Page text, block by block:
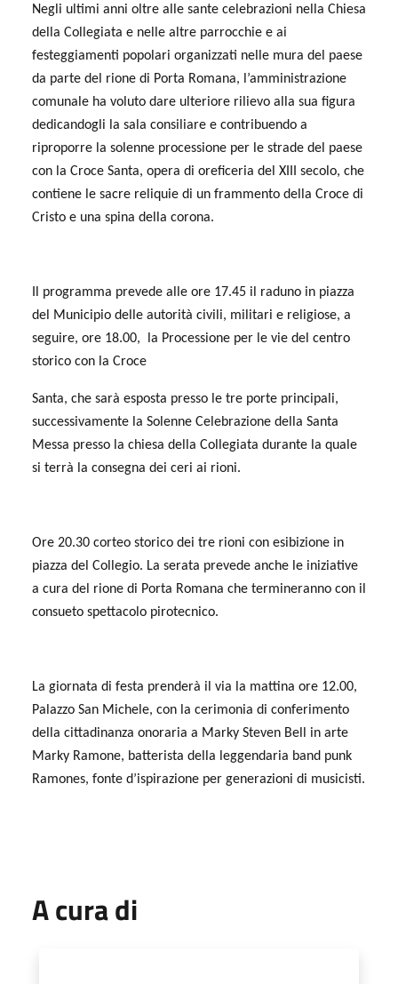
Negli ultimi anni oltre alle sante celebrazioni nella Chiesa
della Collegiata e nelle altre parrocchie e ai
festeggiamenti popolari organizzati nelle mura del paese
da parte del rione di Porta Romana, l’amministrazione
comunale ha voluto dare ulteriore rilievo alla sua figura
dedicandogli la sala consiliare e contribuendo a
riproporre la solenne processione per le strade del paese
con la Croce Santa, opera di oreficeria del XIII secolo, che
contiene le sacre reliquie di un frammento della Croce di
Cristo e una spina della corona.
Il programma prevede alle ore 17.45 il raduno in piazza
del Municipio delle autorità civili, militari e religiose, a
seguire, ore 18.00,
la Processione per le vie del centro
storico con la Croce
Santa, che sarà esposta presso le tre porte principali,
successivamente la Solenne Celebrazione della Santa
Messa presso la chiesa della Collegiata durante la quale
si terrà la consegna dei ceri ai rioni.
Ore 20.30 corteo storico dei tre rioni con esibizione in
piazza del Collegio. La serata prevede anche le iniziative
a cura del rione di Porta Romana che termineranno con il
consueto spettacolo pirotecnico.
La giornata di festa prenderà il via la mattina ore 12.00,
Palazzo San Michele, con la cerimonia di conferimento
della cittadinanza onoraria a Marky Steven Bell in arte
Marky Ramone, batterista della leggendaria band punk
Ramones, fonte d’ispirazione per generazioni di musicisti.
A cura di